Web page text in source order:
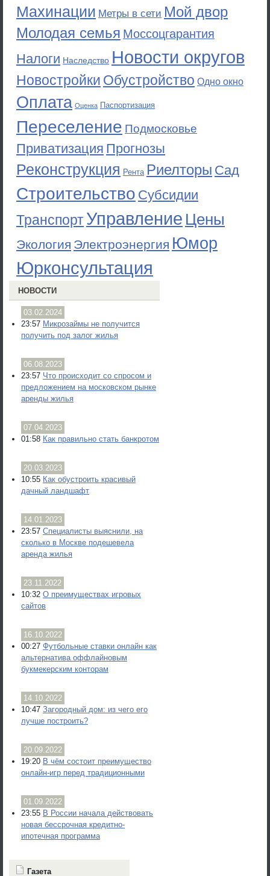
Махинации Метры в сети Мой двор
Молодая семья Моссоцгарантия
Налоги Наследство Новости округов
Новостройки Обустройство Одно окно
Оплата Оценка Паспортизация
Переселение Подмосковье
Приватизация Прогнозы
Реконструкция Рента Риелторы Сад
Строительство Субсидии
ТранспортУправление Цены
Экология Электроэнергия Юмор
Юрконсультация
НОВОСТИ
03.02.2024
23:57 Микрозаймы не получится
получить под залог жилья
06.08.2023
23:57 Что происходит со спросом и
предложением на московском рынке
аренды жилья
07.04.2023
01:58 Как правильно стать банкротом
20.03.2023
10:55 Как обустроить красивый
дачный ландшафт
14.01.2023
23:57 Специалисты выяснили, на
сколько в Москве подешевела
аренда жилья
23.11.2022
10:32 О преимуществах игровых
сайтов
16.10.2022
00:27 Футбольные ставки онлайн как
альтернатива оффлайновым
букмекерским конторам
14.10.2022
10:47 Загородный дом: из чего его
лучше построить?
20.09.2022
19:20 В чём состоит преимущество
онлайн-игр перед традиционными
01.09.2022
23:55 В России начала действовать
новая бессрочная кредитно-
ипотечная программа
Газета